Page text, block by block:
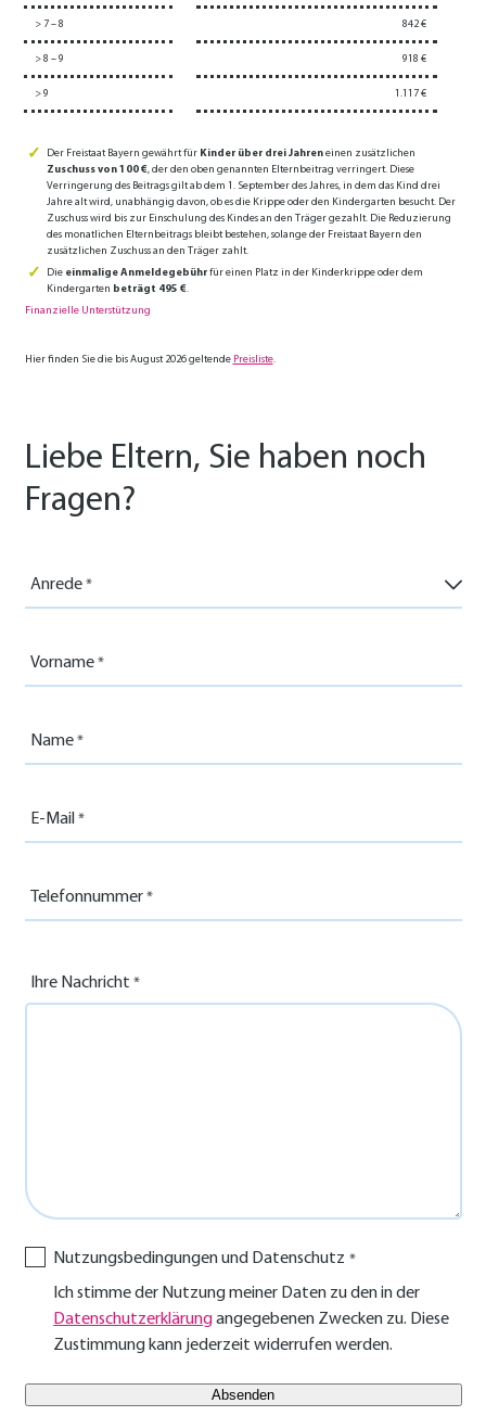
> 7 – 8 842 €
> 8 – 9 918 €
> 9 1.117 €
Der Freistaat Bayern gewährt für Kinder über drei Jahreneinen zusätzlichen
Zuschuss von 100 €, der den oben genannten Elternbeitrag verringert. Diese
Verringerung des Beitrags gilt ab dem 1. September des Jahres, in dem das Kind drei
Jahre alt wird, unabhängig davon, ob es die Krippe oder den Kindergarten besucht. Der
Zuschuss wird bis zur Einschulung des Kindes an den Träger gezahlt. Die Reduzierung
des monatlichen Elternbeitrags bleibt bestehen, solange der Freistaat Bayern den
zusätzlichen Zuschuss an den Träger zahlt.
Die einmalige Anmeldegebührfür einen Platz in der Kinderkrippe oder dem
Kindergarten beträgt 495 €.
Finanzielle Unterstützung
Hier finden Sie die bis August 2026 geltende Preisliste.
Liebe Eltern, Sie haben noch
Fragen?
Anrede
Vorname
Name
E-Mail
Telefonnummer
Ihre Nachricht
Nutzungsbedingungen und Datenschutz
Ich stimme der Nutzung meiner Daten zu den in der
Datenschutzerklärungangegebenen Zwecken zu. Diese
Zustimmung kann jederzeit widerrufen werden.
E-Mail Benutzer